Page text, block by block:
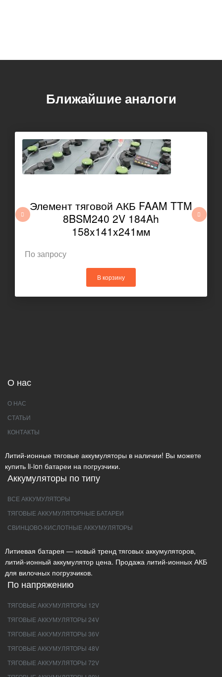
Ближайшие аналоги
Элемент тяговой АКБ FAAM TTM
8BSM240 2V 184Ah
158x141x241мм
По запросу
В корзину
О нас
О НАС
СТАТЬИ
КОНТАКТЫ
Литий-ионные тяговые аккумуляторы в наличии! Вы можете
купить li-ion батареи на погрузчики.
Аккумуляторы по типу
ВСЕ АККУМУЛЯТОРЫ
ТЯГОВЫЕ АККУМУЛЯТОРНЫЕ БАТАРЕИ
СВИНЦОВО-КИСЛОТНЫЕ АККУМУЛЯТОРЫ
Литиевая батарея — новый тренд тяговых аккумуляторов,
литий-ионный аккумулятор цена. Продажа литий-ионных АКБ
для вилочных погрузчиков.
По напряжению
ТЯГОВЫЕ АККУМУЛЯТОРЫ 12V
ТЯГОВЫЕ АККУМУЛЯТОРЫ 24V
ТЯГОВЫЕ АККУМУЛЯТОРЫ 36V
ТЯГОВЫЕ АККУМУЛЯТОРЫ 48V
ТЯГОВЫЕ АККУМУЛЯТОРЫ 72V